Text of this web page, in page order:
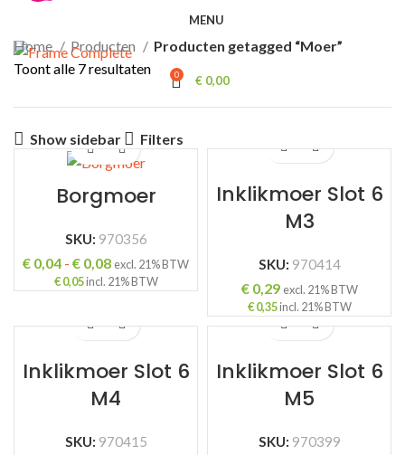
MENU
0 € 0,00
Home Producten
Producten getagged “Moer”
Toont alle 7 resultaten
Show sidebar Filters
Borgmoer
SKU: 970356
€ 0,04 - € 0,08Prijsklasse:
€ 0,04
excl. 21% BTW
€0,05incl. 21% BTW
Inklikmoer Slot 6
M3
SKU: 970414
€0,29 excl. 21% BTW
€0,35incl. 21% BTW
Inklikmoer Slot 6
M4
SKU: 970415
Inklikmoer Slot 6
M5
SKU: 970399